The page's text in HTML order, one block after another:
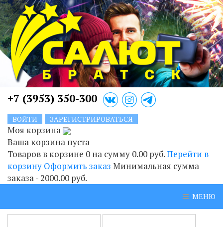
+7 (3953) 350-300
ВОЙТИ ЗАРЕГИСТРИРОВАТЬСЯ
Моя корзина
Ваша корзина пуста
Товаров в корзине 0 на сумму 0.00 руб.Перейти в
корзину Оформить заказ Минимальная сумма
заказа - 2000.00 руб.
МЕНЮ